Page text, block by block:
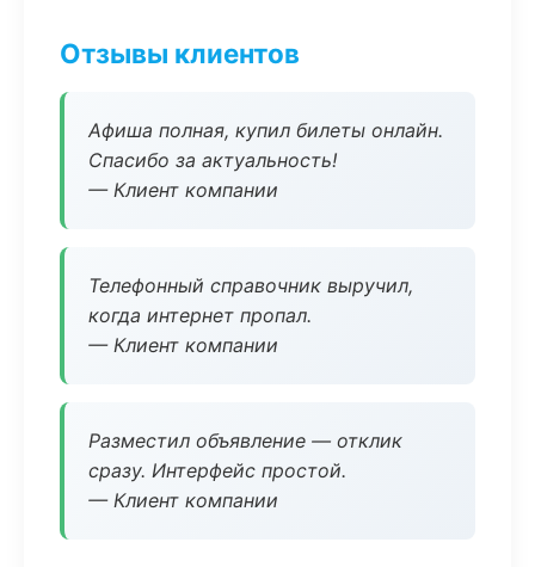
Отзывы клиентов
Афиша полная, купил билеты онлайн.
Спасибо за актуальность!
— Клиент компании
Телефонный справочник выручил,
когда интернет пропал.
— Клиент компании
Разместил объявление — отклик
сразу. Интерфейс простой.
— Клиент компании